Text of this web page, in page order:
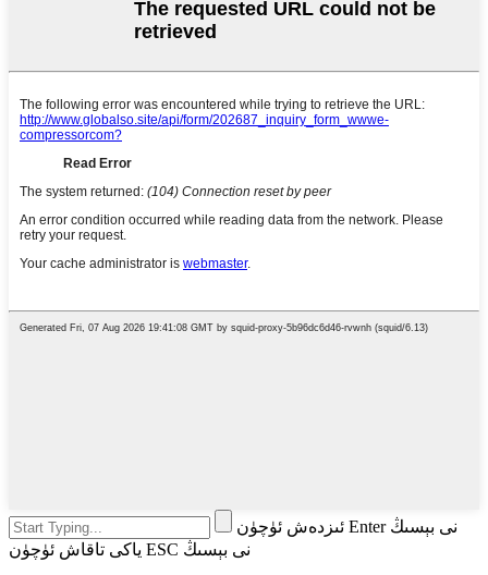
ئىزدەش ئۈچۈن Enter نى بېسىڭ
ياكى تاقاش ئۈچۈن ESC نى بېسىڭ